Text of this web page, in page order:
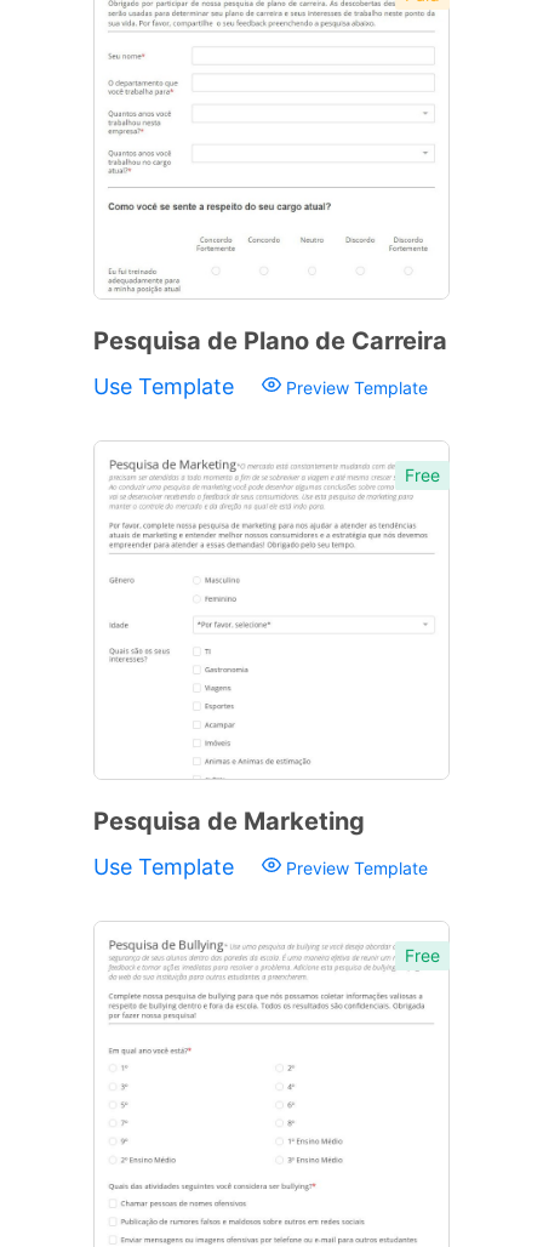
Pesquisa de Plano de Carreira
Use Template Preview Template
Free
Pesquisa de Marketing
Use Template Preview Template
Free